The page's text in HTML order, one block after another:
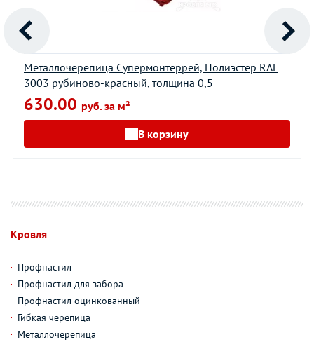
Металлочерепица Супермонтеррей, Полиэстер RAL
3003 рубиново-красный, толщина 0,5
630.00 руб. за м²
В корзину
Кровля
Профнастил
Профнастил для забора
Профнастил оцинкованный
Гибкая черепица
Металлочерепица